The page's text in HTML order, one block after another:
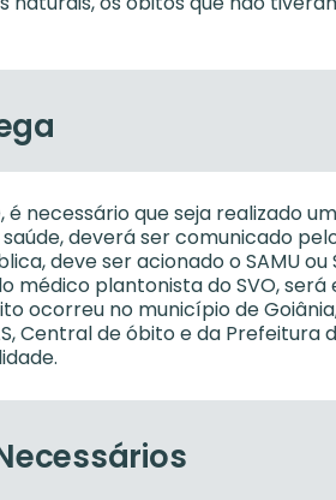
necessário que seja realizado
deverá ser comunicado
deve ser acionado o SAMU ou
médico plantonista do SVO, será
ocorreu no município de
Central de óbito e da Prefeitura